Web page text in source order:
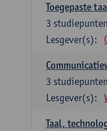
Toegepaste
3 studiepunten
Lesgever(s):
3 studiepunten
Lesgever(s):
Taal,